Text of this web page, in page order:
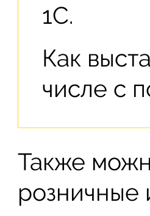
1С.
Как
числе с
Также
розничные